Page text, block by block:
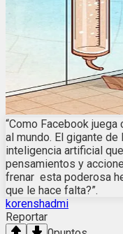
“Como Facebook
al mundo. El gigante
inteligencia artificial
pensamientos y
frenar esta poderosa
que le hace falta?”.
korenshadmi
Reportar